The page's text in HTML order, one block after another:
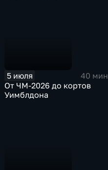
5 июля
40 мин
От ЧМ-2026 до кортов
Уимблдона